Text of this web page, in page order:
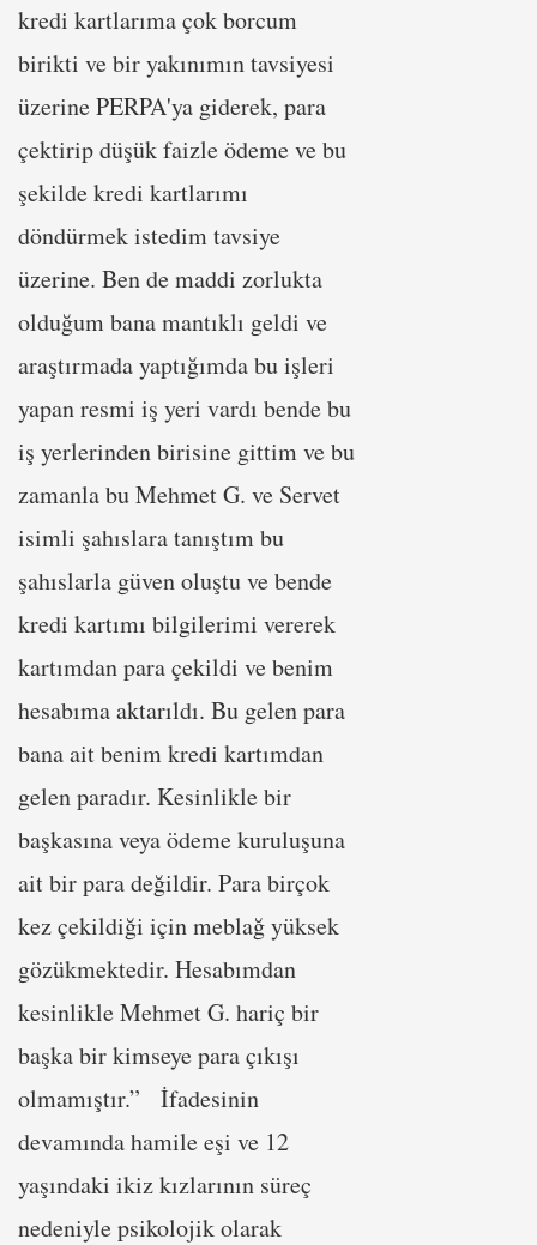
kredi kartlarıma çok borcum
birikti ve bir yakınımın tavsiyesi
üzerine PERPA'ya giderek, para
çektirip düşük faizle ödeme ve bu
şekilde kredi kartlarımı
döndürmek istedim tavsiye
üzerine. Ben de maddi zorlukta
olduğum bana mantıklı geldi ve
araştırmada yaptığımda bu işleri
yapan resmi iş yeri vardı bende bu
iş yerlerinden birisine gittim ve bu
zamanla bu Mehmet G. ve Servet
isimli şahıslara tanıştım bu
şahıslarla güven oluştu ve bende
kredi kartımı bilgilerimi vererek
kartımdan para çekildi ve benim
hesabıma aktarıldı. Bu gelen para
bana ait benim kredi kartımdan
gelen paradır. Kesinlikle bir
başkasına veya ödeme kuruluşuna
ait bir para değildir. Para birçok
kez çekildiği için meblağ yüksek
gözükmektedir. Hesabımdan
kesinlikle Mehmet G. hariç bir
başka bir kimseye para çıkışı
olmamıştır.” İfadesinin
devamında hamile eşi ve 12
yaşındaki ikiz kızlarının süreç
nedeniyle psikolojik olarak